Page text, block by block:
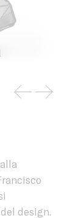
design.